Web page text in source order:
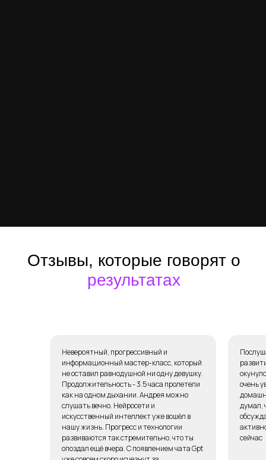
Отзывы, которые говорят о
результатах
Невероятный, прогрессивный и
информационный мастер-класс, который
не оставил равнодушной ни одну девушку.
Продолжительность - 3.5 часа пролетели
как на одном дыхании. Андрея можно
слушать вечно. Нейросети и
искусственный интеллект уже вошёл в
нашу жизнь. Прогресс и технологии
развиваются так стремительно, что ты
опоздал ещё вчера. С появлением чата Gpt
очень
думал,
сейчас